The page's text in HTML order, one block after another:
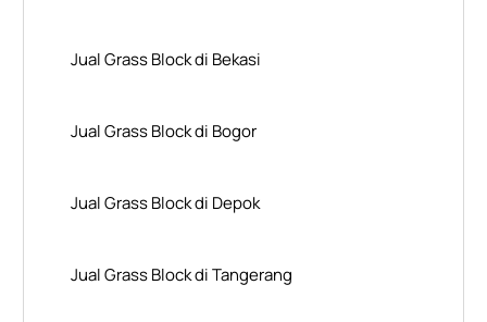
Jual Grass Block di Bekasi
Jual Grass Block di Bogor
Jual Grass Block di Depok
Jual Grass Block di Tangerang